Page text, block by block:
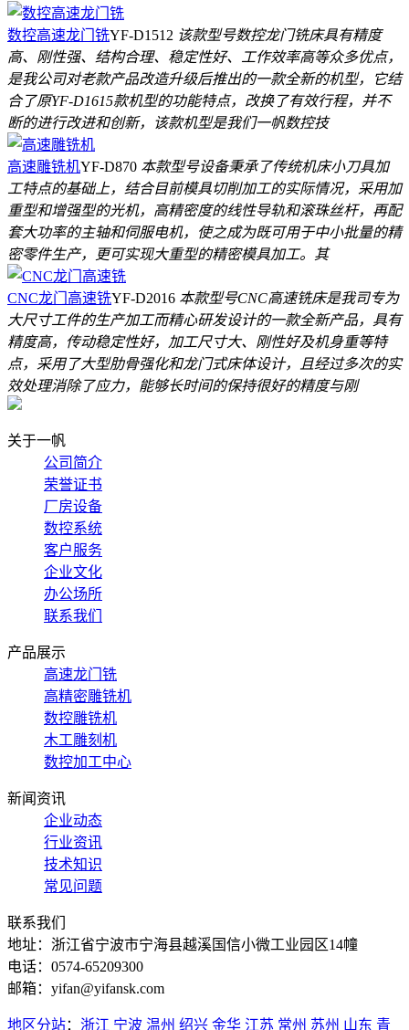
数控高速龙门铣YF-D1512 该款型号数控龙门铣床具有精度
高、刚性强、结构合理、稳定性好、工作效率高等众多优点，
是我公司对老款产品改造升级后推出的一款全新的机型，它结
合了原YF-D1615款机型的功能特点，改换了有效行程，并不
断的进行改进和创新，该款机型是我们一帆数控技
高速雕铣机YF-D870 本款型号设备秉承了传统机床小刀具加
工特点的基础上，结合目前模具切削加工的实际情况，采用加
重型和增强型的光机，高精密度的线性导轨和滚珠丝杆，再配
套大功率的主轴和伺服电机，使之成为既可用于中小批量的精
密零件生产，更可实现大重型的精密模具加工。其
CNC龙门高速铣YF-D2016 本款型号CNC高速铣床是我司专为
大尺寸工件的生产加工而精心研发设计的一款全新产品，具有
精度高，传动稳定性好，加工尺寸大、刚性好及机身重等特
点，采用了大型肋骨强化和龙门式床体设计，且经过多次的实
效处理消除了应力，能够长时间的保持很好的精度与刚
关于一帆
公司简介
荣誉证书
厂房设备
数控系统
客户服务
企业文化
办公场所
联系我们
产品展示
高速龙门铣
高精密雕铣机
数控雕铣机
木工雕刻机
数控加工中心
新闻资讯
企业动态
行业资讯
技术知识
常见问题
联系我们
地址：浙江省宁波市宁海县越溪国信小微工业园区14幢
电话：0574-65209300
邮箱：yifan@yifansk.com
地区分站： 浙江 宁波 温州 绍兴 金华 江苏 常州 苏州 山东 青